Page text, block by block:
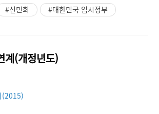
#신민회 #대한민국 임시정부
계(개정년도)
(2015)